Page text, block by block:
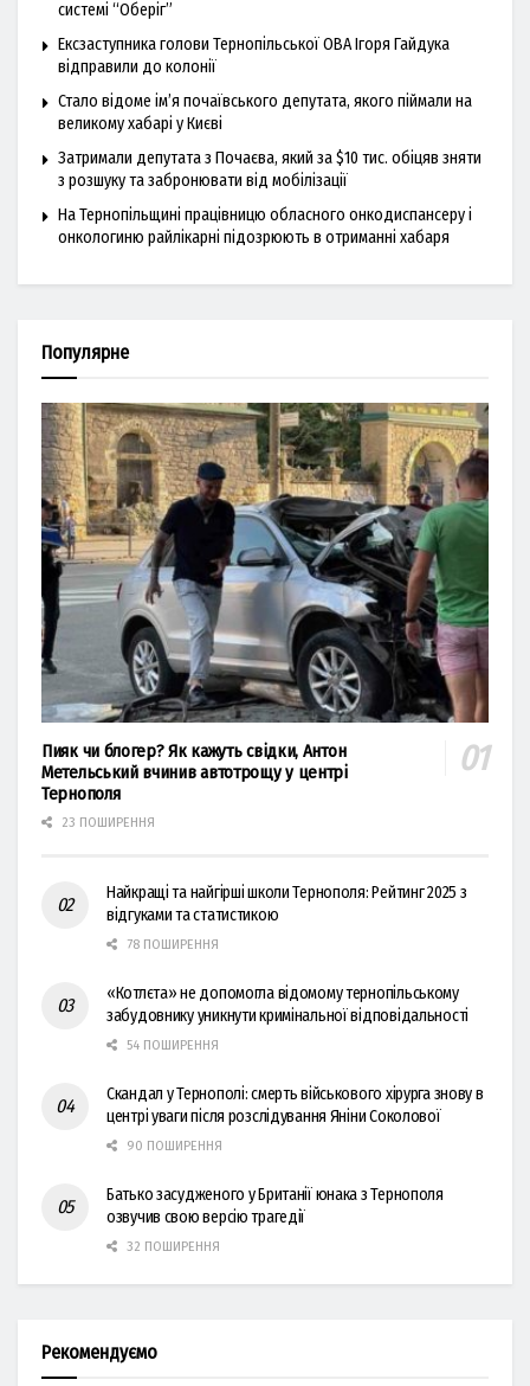
системі “Оберіг”
Ексзаступника голови Тернопільської ОВА Ігоря Гайдука
відправили до колонії
Стало відоме ім’я почаївського депутата, якого піймали на
великому хабарі у Києві
Затримали депутата з Почаєва, який за $10 тис. обіцяв зняти
з розшуку та забронювати від мобілізації
На Тернопільщині працівницю обласного онкодиспансеру і
онкологиню райлікарні підозрюють в отриманні хабаря
Популярне
Пияк чи блогер? Як кажуть свідки, Антон
Метельський вчинив автотрощу у центрі
Тернополя
23 ПОШИРЕННЯ
Найкращі та найгірші школи Тернополя: Рейтинг 2025 з
відгуками та статистикою
78 ПОШИРЕННЯ
«Котлєта» не допомогла відомому тернопільському
забудовнику уникнути кримінальної відповідальності
54 ПОШИРЕННЯ
Скандал у Тернополі: смерть військового хірурга знову в
центрі уваги після розслідування Яніни Соколової
90 ПОШИРЕННЯ
Батько засудженого у Британії юнака з Тернополя
озвучив свою версію трагедії
32 ПОШИРЕННЯ
Рекомендуємо